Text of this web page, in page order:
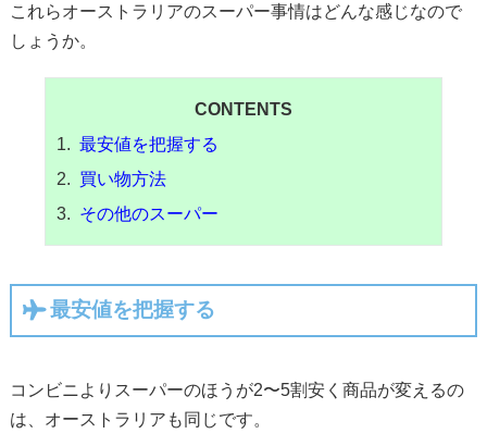
これらオーストラリアのスーパー事情はどんな感じなので
しょうか。
CONTENTS
最安値を把握する
買い物方法
その他のスーパー
最安値を把握する
コンビニよりスーパーのほうが2〜5割安く商品が変えるの
は、オーストラリアも同じです。